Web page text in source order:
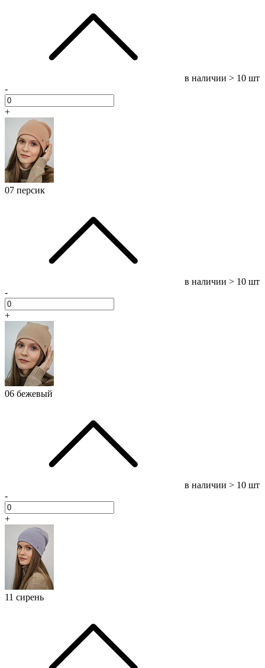
в наличии > 10 шт
-
+
07 персик
в наличии > 10 шт
-
+
06 бежевый
в наличии > 10 шт
-
+
11 сирень